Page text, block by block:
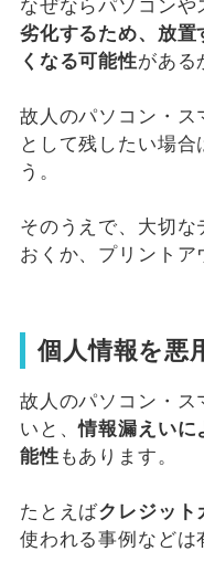
なぜならパソコンや
劣化するため、放置
くなる可能性がある
故人のパソコン・ス
として残したい場
う。
そのうえで、大切な
おくか、プリントア
個人情報を悪
故人のパソコン・ス
いと、情報漏えいに
能性 もあります。
たとえばクレジット
使われる事例などは